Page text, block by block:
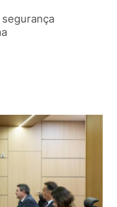
segurança